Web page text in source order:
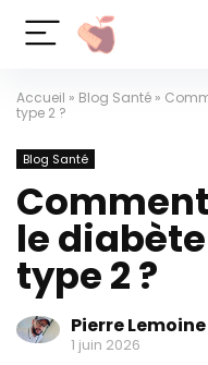
Accueil » Blog Santé »
type 2 ?
Blog Santé
le
type 2 ?
Pierre Lemoine
1 juin 2026